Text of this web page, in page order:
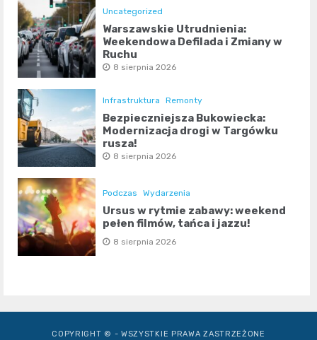
Uncategorized
Warszawskie Utrudnienia:
Weekendowa Defilada i Zmiany w
Ruchu
8 sierpnia 2026
Infrastruktura Remonty
Bezpieczniejsza Bukowiecka:
Modernizacja drogi w Targówku
rusza!
8 sierpnia 2026
Podczas Wydarzenia
Ursus w rytmie zabawy: weekend
pełen filmów, tańca i jazzu!
8 sierpnia 2026
COPYRIGHT © - WSZYSTKIE PRAWA ZASTRZEŻONE